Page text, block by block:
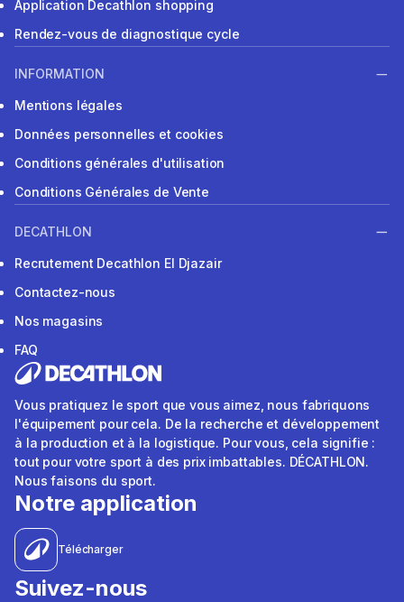
Application Decathlon shopping
Rendez-vous de diagnostique cycle
INFORMATION
Mentions légales
Données personnelles et cookies
Conditions générales d'utilisation
Conditions Générales de Vente
DECATHLON
Recrutement Decathlon El Djazair
Contactez-nous
Nos magasins
FAQ
Vous pratiquez le sport que vous aimez, nous fabriquons
l'équipement pour cela. De la recherche et développement
à la production et à la logistique. Pour vous, cela signifie :
tout pour votre sport à des prix imbattables. DÉCATHLON.
Nous faisons du sport.
Notre application
Télécharger
Suivez-nous